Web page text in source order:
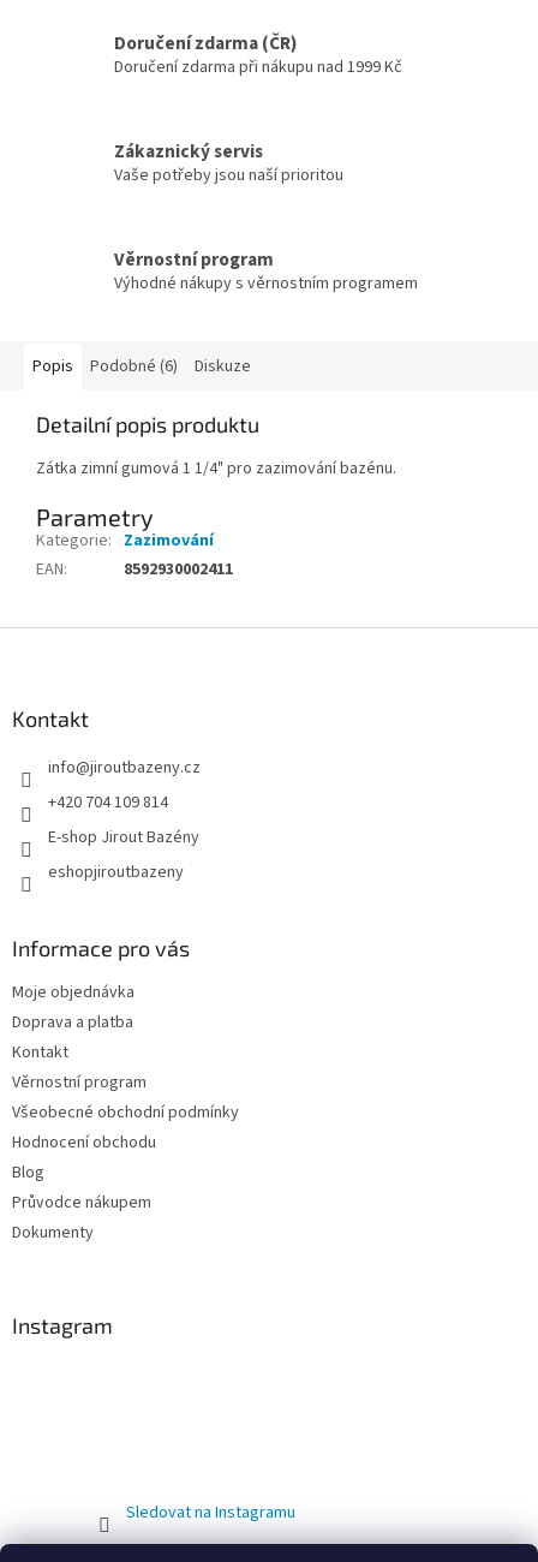
Doručení zdarma (ČR)
Doručení zdarma při nákupu nad 1999 Kč
Zákaznický servis
Vaše potřeby jsou naší prioritou
Věrnostní program
Výhodné nákupy s věrnostním programem
Popis Podobné (6) Diskuze
Detailní popis produktu
Zátka zimní gumová 1 1/4" pro zazimování bazénu.
Parametry
Kategorie: Zazimování
EAN: 8592930002411
Kontakt
info@jiroutbazeny.cz
+420 704 109 814
E-shop Jirout Bazény
eshopjiroutbazeny
Informace pro vás
Moje objednávka
Doprava a platba
Kontakt
Věrnostní program
Všeobecné obchodní podmínky
Hodnocení obchodu
Blog
Průvodce nákupem
Dokumenty
Instagram
Sledovat na Instagramu